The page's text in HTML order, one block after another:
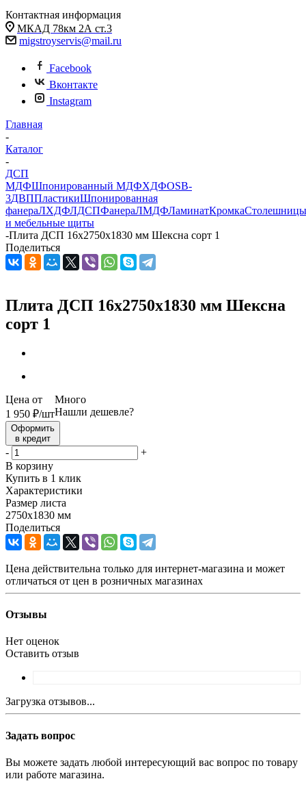
Контактная информация
МКАД 78км 2А ст.3
migstroyservis@mail.ru
Facebook
Вконтакте
Instagram
Главная
-
Каталог
-
ДСП
МДФШпонированный МДФХДФOSB-
3ДВППластикиШпонированная
фанераЛХДФЛДСПФанераЛМДФЛаминатКромкаСтолешницы
и мебельные щиты
-Плита ДСП 16x2750x1830 мм Шексна сорт 1
Поделиться
Плита ДСП 16x2750x1830 мм Шексна
сорт 1
Цена от
1 950 ₽/шт
Оформить
в кредит
Много
Нашли дешевле?
-
+
В корзину
Купить в 1 клик
Характеристики
Размер листа
2750х1830 мм
Поделиться
Цена действительна только для интернет-магазина и может
отличаться от цен в розничных магазинах
Отзывы
Нет оценок
Оставить отзыв
Загрузка отзывов...
Задать вопрос
Вы можете задать любой интересующий вас вопрос по товару
или работе магазина.